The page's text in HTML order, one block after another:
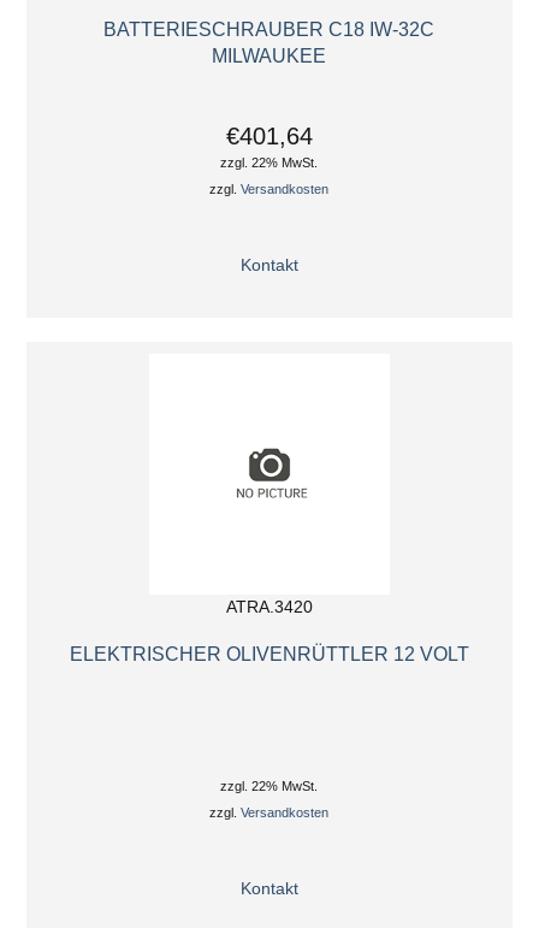
BATTERIESCHRAUBER C18 IW-32C
MILWAUKEE
€401,64
zzgl. 22% MwSt.
zzgl.Versandkosten
Kontakt
ATRA.3420
ELEKTRISCHER OLIVENRÜTTLER 12 VOLT
zzgl. 22% MwSt.
zzgl.Versandkosten
Kontakt